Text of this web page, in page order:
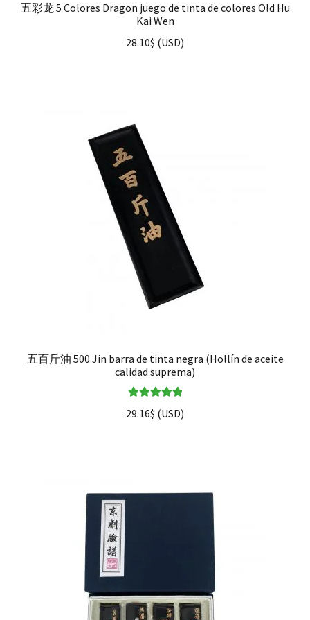
五彩龙 5 Colores Dragon juego de tinta de colores Old Hu
Kai Wen
28.10$ (USD)
五百斤油 500 Jin barra de tinta negra (Hollín de aceite
calidad suprema)
5.00
de 5
29.16$ (USD)